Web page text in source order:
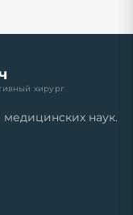
хирург
наук.